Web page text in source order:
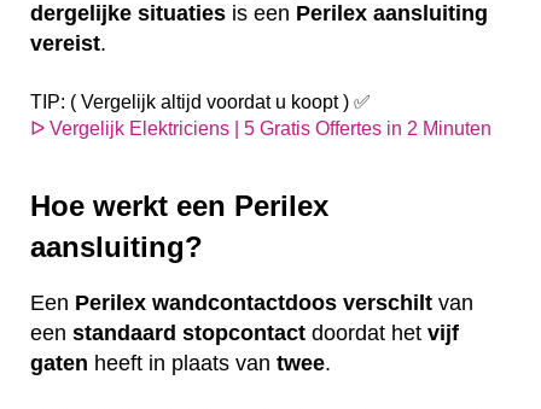
dergelijke situaties is een Perilex aansluiting
vereist.
TIP: ( Vergelijk altijd voordat u koopt ) ✅
ᐅ Vergelijk Elektriciens | 5 Gratis Offertes in 2 Minuten
Hoe werkt een Perilex
aansluiting?
Een Perilex wandcontactdoos verschilt van
een standaard stopcontact doordat het vijf
gaten heeft in plaats van twee.